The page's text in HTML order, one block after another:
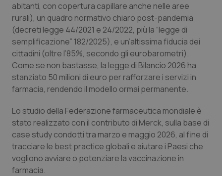
Molise
Piemonte
Provincia Autonoma di Bolzano
Provincia Autonoma di Trento
Puglia
Sardegna
Sicilia
Epatiti
HIV
Infezioni & Febbre
Ipertensione & Scompenso
Malattie rare
Malattia di Crohn & Rettocolite Ulcerosa
Neuroscienze & patologie neurodegenerative
abitanti, con copertura capillare anche nelle aree
rurali), un quadro normativo chiaro post-pandemia
(decreti legge 44/2021 e 24/2022, più la “legge di
semplificazione” 182/2025), e un’altissima fiducia dei
cittadini (oltre l’85%, secondo gli eurobarometri).
Come se non bastasse, la legge di Bilancio 2026 ha
stanziato 50 milioni di euro per rafforzare i servizi in
farmacia, rendendo il modello ormai permanente.
Lo studio della Federazione farmaceutica mondiale è
stato realizzato con il contributo di Merck, sulla base di
case study condotti tra marzo e maggio 2026, al fine di
tracciare le best practice globali e aiutare i Paesi che
vogliono avviare o potenziare la vaccinazione in
farmacia.